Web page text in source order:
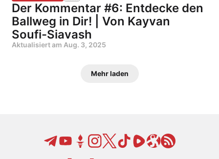
Der Kommentar #6: Entdecke den
Ballweg in Dir! | Von Kayvan
Soufi-Siavash
Aktualisiert am Aug. 3, 2025
Mehr laden